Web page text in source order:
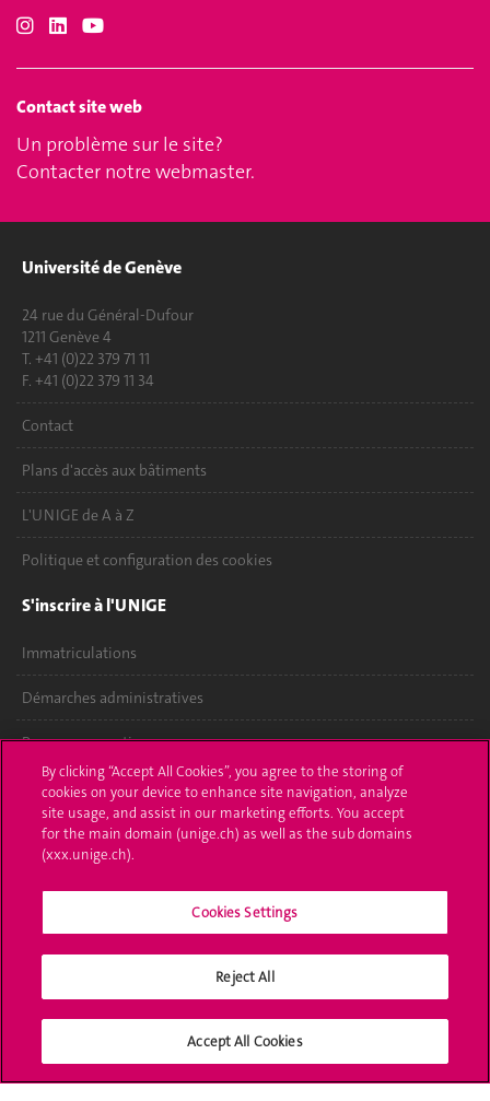
Contact site web
Un problème sur le site?
Contacter notre webmaster.
Université de Genève
24 rue du Général-Dufour
1211 Genève 4
T. +41 (0)22 379 71 11
F. +41 (0)22 379 11 34
Contact
Plans d'accès aux bâtiments
L'UNIGE de A à Z
Politique et configuration des cookies
S'inscrire à l'UNIGE
Immatriculations
Démarches administratives
Poser une question
L'UNIGE vous informe
UNIGE Mobile
Médias sociaux UNIGE
By clicking “Accept All Cookies”, you agree to the storing of
cookies on your device to enhance site navigation, analyze
site usage, and assist in our marketing efforts. You accept
for the main domain (unige.ch) as well as the sub domains
(xxx.unige.ch).
Cookies Settings
Reject All
Accept All Cookies